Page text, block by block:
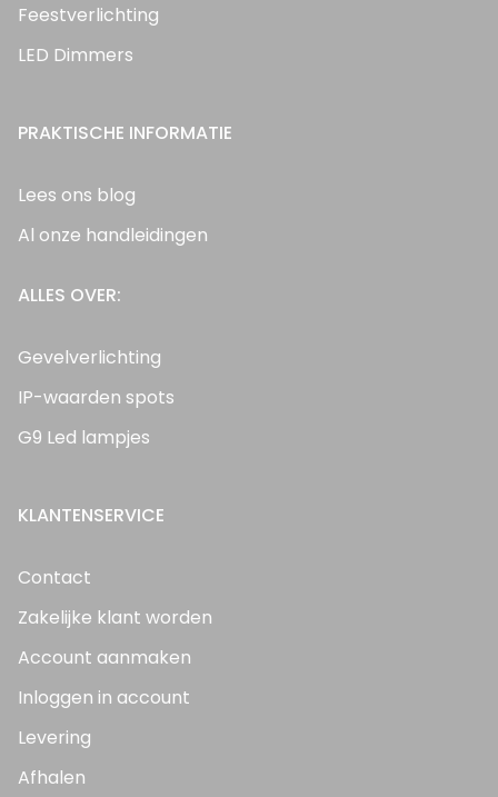
Feestverlichting
LED Dimmers
PRAKTISCHE INFORMATIE
Lees ons blog
Al onze handleidingen
ALLES OVER:
Gevelverlichting
IP-waarden spots
G9 Led lampjes
KLANTENSERVICE
Contact
Zakelijke klant worden
Account aanmaken
Inloggen in account
Levering
Afhalen